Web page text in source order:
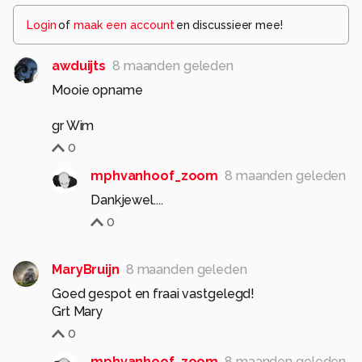
Loginof maak een account en discussieer mee!
awduijts 8 maanden geleden
Mooie opname
gr Wim
0
mphvanhoof_zoom 8 maanden geleden
Dankjewel....
0
MaryBruijn 8 maanden geleden
Goed gespot en fraai vastgelegd!
Grt Mary
0